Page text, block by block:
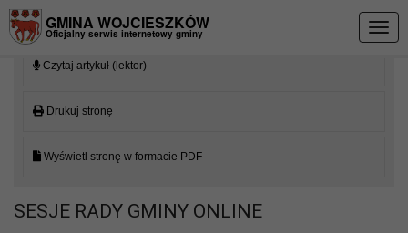
GMINA WOJCIESZKÓW
Oficjalny serwis internetowy gminy
Czytaj artykuł (lektor)
Drukuj stronę
Wyświetl stronę w formacie PDF
SESJE RADY GMINY ONLINE